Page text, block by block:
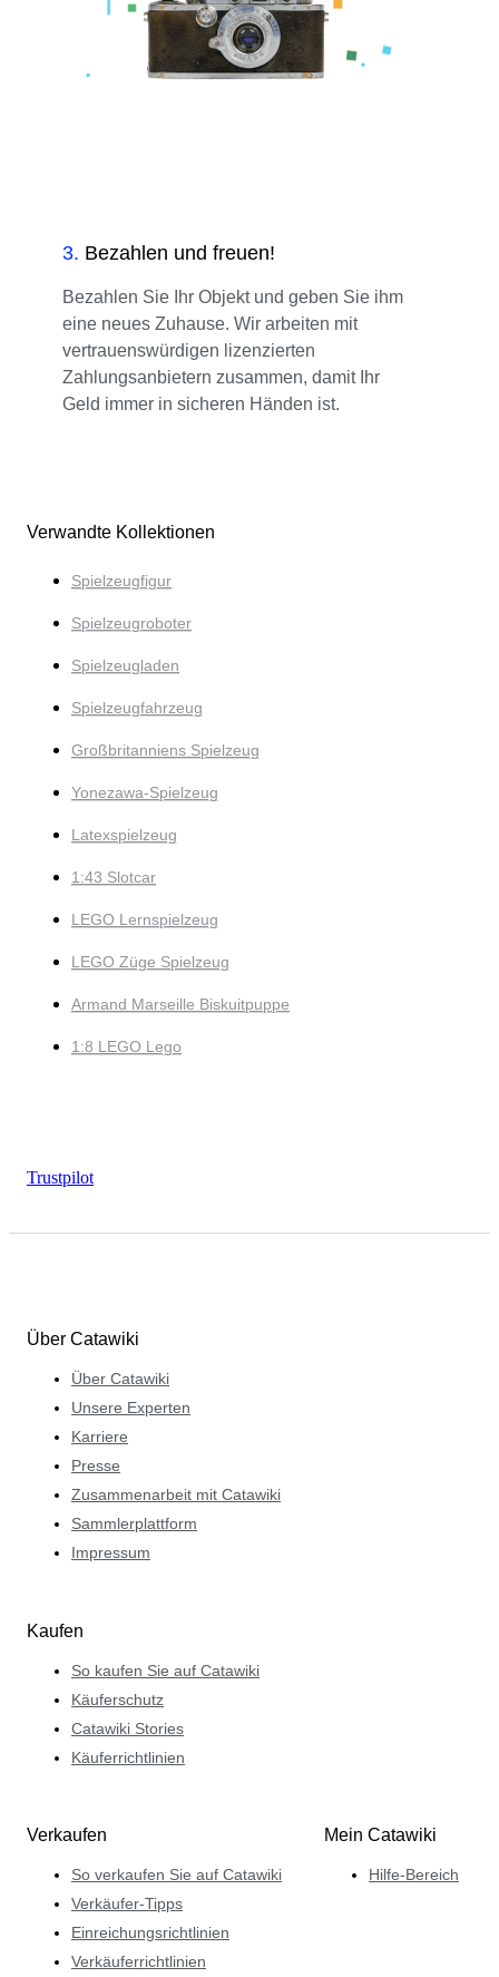
3. Bezahlen und freuen!
Bezahlen Sie Ihr Objekt und geben Sie ihm
eine neues Zuhause. Wir arbeiten mit
vertrauenswürdigen lizenzierten
Zahlungsanbietern zusammen, damit Ihr
Geld immer in sicheren Händen ist.
Verwandte Kollektionen
Spielzeugfigur
Spielzeugroboter
Spielzeugladen
Spielzeugfahrzeug
Großbritanniens Spielzeug
Yonezawa-Spielzeug
Latexspielzeug
1:43 Slotcar
LEGO Lernspielzeug
LEGO Züge Spielzeug
Armand Marseille Biskuitpuppe
1:8 LEGO Lego
Trustpilot
Über Catawiki
Über Catawiki
Unsere Experten
Karriere
Presse
Zusammenarbeit mit Catawiki
Sammlerplattform
Impressum
Kaufen
So kaufen Sie auf Catawiki
Käuferschutz
Catawiki Stories
Käuferrichtlinien
Verkaufen
So verkaufen Sie auf Catawiki
Verkäufer-Tipps
Einreichungsrichtlinien
Verkäuferrichtlinien
Mein Catawiki
Hilfe-Bereich